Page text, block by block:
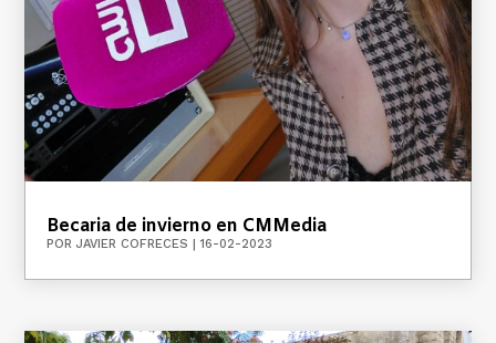
Becaria de invierno en CMMedia
PORJAVIER COFRECES |16-02-2023